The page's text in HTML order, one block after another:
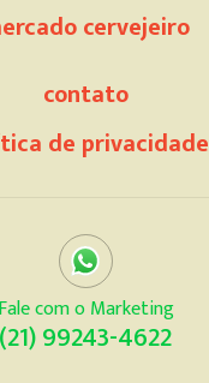
cervejeiro
contato
de privacidade
Fale com o Marketing
(21) 99243-4622